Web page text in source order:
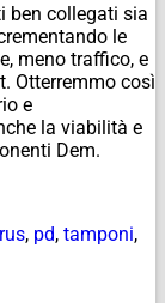
ben collegati sia
le
meno traffico, e
Otterremmo così
e
la viabilità e
Dem.
, pd, tamponi,